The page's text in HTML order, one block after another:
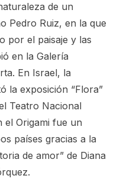
de un
Pedro Ruiz, en la que
por el paisaje y las
en la Galería
En Israel, la
la exposición “Flora”
Teatro Nacional
el Origami fue un
países gracias a la
de amor” de Diana